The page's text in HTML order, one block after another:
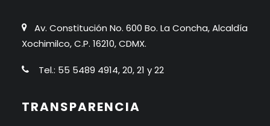
Av. Constitución No. 600 Bo. La Concha, Alcaldía
Xochimilco, C.P. 16210, CDMX.
Tel.: 55 5489 4914, 20, 21 y 22
TRANSPARENCIA